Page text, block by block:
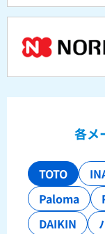
各メ
TOTO
Paloma
DAIKIN